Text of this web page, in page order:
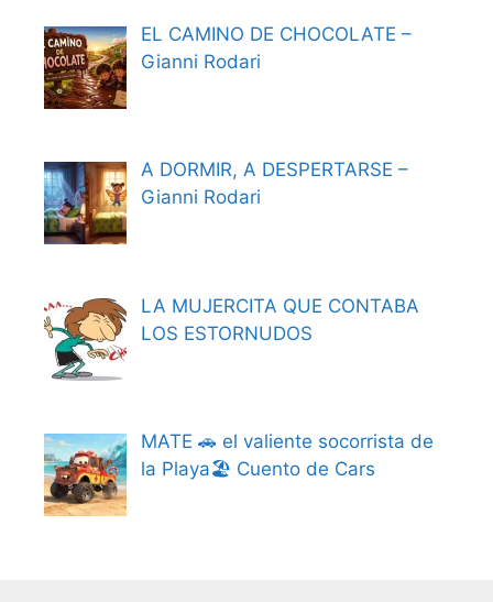
EL CAMINO DE CHOCOLATE –
Gianni Rodari
A DORMIR, A DESPERTARSE –
Gianni Rodari
LA MUJERCITA QUE CONTABA
LOS ESTORNUDOS
MATE 🚗 el valiente socorrista de
la Playa🏖️ Cuento de Cars